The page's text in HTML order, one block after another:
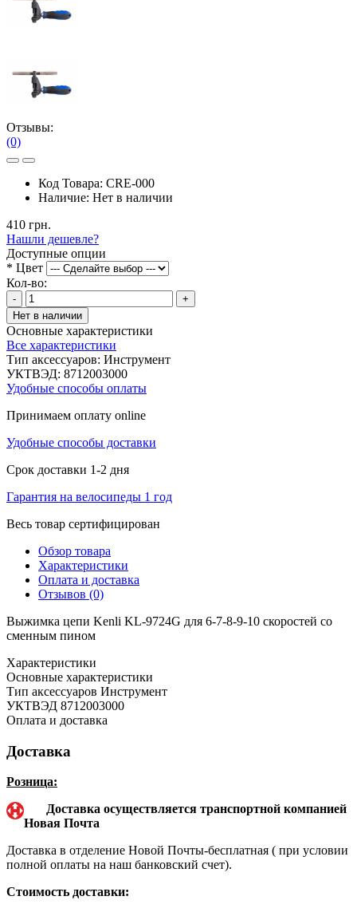
Отзывы:
(0)
Код Товара: CRE-000
Наличие: Нет в наличии
410 грн.
Нашли дешевле?
Доступные опции
* Цвет
Кол-во:
-
+
Нет в наличии
Основные характеристики
Все характеристики
Тип аксессуаров: Инструмент
УКТВЭД: 8712003000
Удобные способы оплаты
Принимаем оплату online
Удобные способы доставки
Срок доставки 1-2 дня
Гарантия на велосипеды 1 год
Весь товар сертифицирован
Обзор товара
Характеристики
Оплата и доставка
Отзывов (0)
Выжимка цепи Kenli KL-9724G для 6-7-8-9-10 скоростей со
сменным пином
Характеристики
Основные характеристики
Тип аксессуаров Инструмент
УКТВЭД 8712003000
Оплата и доставка
Доставка
Розница:
Доставка осуществляется транспортной компанией
Новая Почта
Доставка в отделение Новой Почты-бесплатная ( при условии
полной оплаты на наш банковский счет).
Стоимость доставки: